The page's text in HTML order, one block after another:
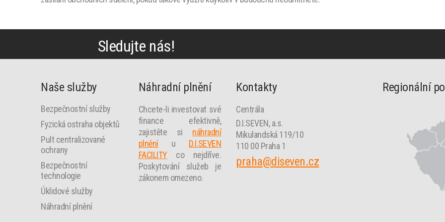
Sledujte nás!
Naše služby
Bezpečnostní služby
Fyzická ostraha objektů
Pult centralizované
ochrany
Bezpečnostní
technologie
Úklidové služby
Náhradní plnění
Náhradní plnění
Chcete-li investovat své
finance efektivně,
zajistěte si náhradní
plněníu D.I.SEVEN
FACILITY co nejdříve.
Poskytování služeb je
zákonem omezeno.
Kontakty
Centrála
D.I.SEVEN, a.s.
Mikulandská 119/10
110 00 Praha 1
praha@diseven.cz
Regionální